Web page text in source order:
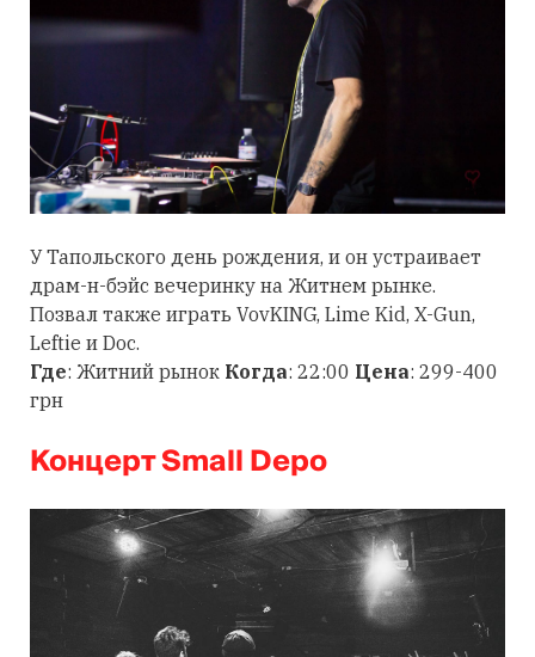
У Тапольского день рождения, и он устраивает
драм-н-бэйс вечеринку на Житнем рынке.
Позвал также играть VovKING, Lime Kid, X-Gun,
Leftie и Doc.
Где: Житний рынок Когда: 22:00 Цена: 299-400
грн
Концерт Small Depo